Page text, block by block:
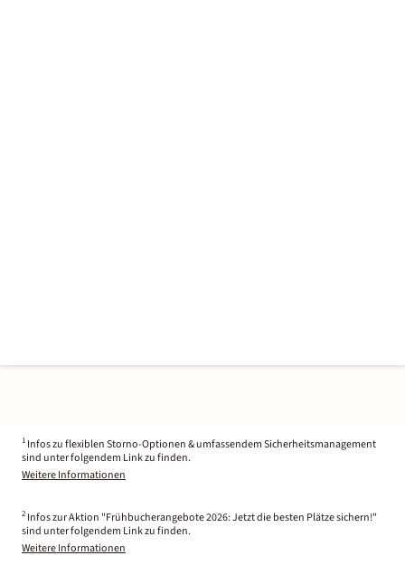
1 Infos zu flexiblen Storno-Optionen & umfassendem Sicherheitsmanagement
sind unter folgendem Link zu finden.
Weitere Informationen
2 Infos zur Aktion "Frühbucherangebote 2026: Jetzt die besten Plätze sichern!"
sind unter folgendem Link zu finden.
Weitere Informationen